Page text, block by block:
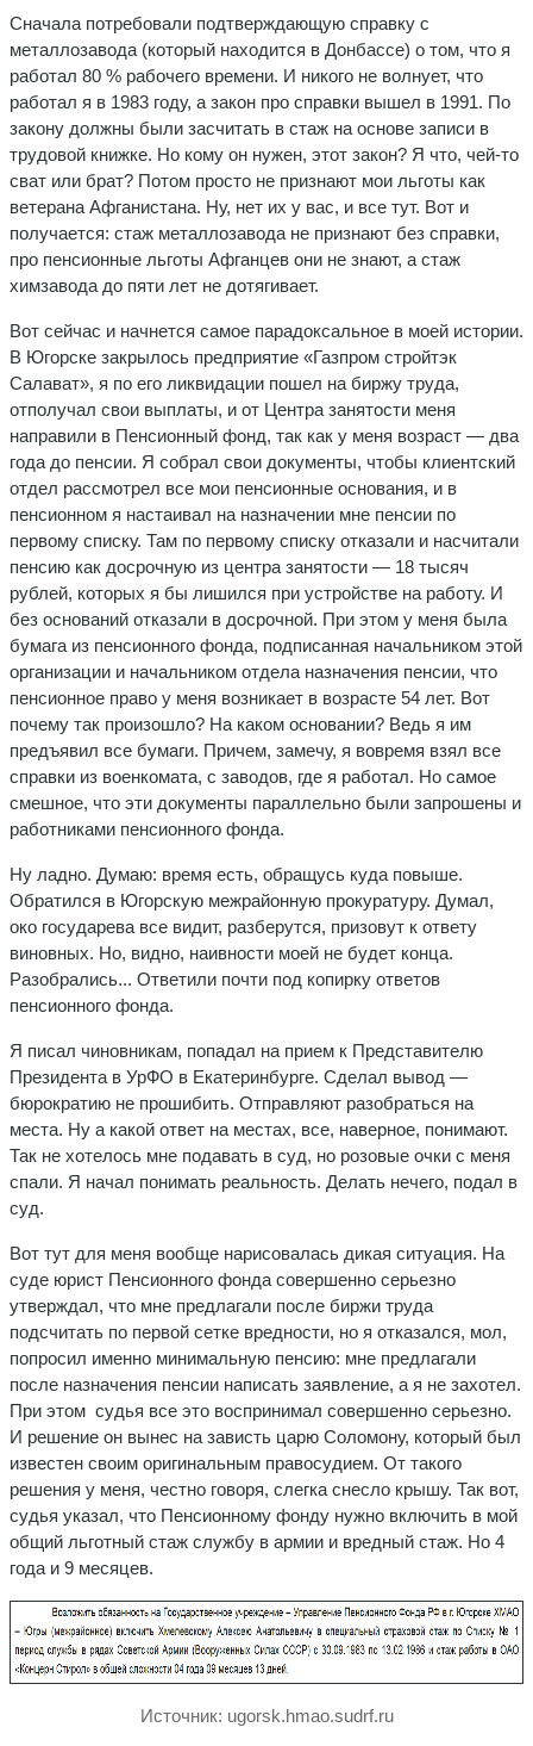
Сначала потребовали подтверждающую справку с
металлозавода (который находится в Донбассе) о том, что я
работал 80 % рабочего времени. И никого не волнует, что
работал я в 1983 году, а закон про справки вышел в 1991. По
закону должны были засчитать в стаж на основе записи в
трудовой книжке. Но кому он нужен, этот закон? Я что, чей-то
сват или брат? Потом просто не признают мои льготы как
ветерана Афганистана. Ну, нет их у вас, и все тут. Вот и
получается: стаж металлозавода не признают без справки,
про пенсионные льготы Афганцев они не знают, а стаж
химзавода до пяти лет не дотягивает.
Вот сейчас и начнется самое парадоксальное в моей истории.
В Югорске закрылось предприятие «Газпром стройтэк
Салават», я по его ликвидации пошел на биржу труда,
отполучал свои выплаты, и от Центра занятости меня
направили в Пенсионный фонд, так как у меня возраст — два
года до пенсии. Я собрал свои документы, чтобы клиентский
отдел рассмотрел все мои пенсионные основания, и в
пенсионном я настаивал на назначении мне пенсии по
первому списку. Там по первому списку отказали и насчитали
пенсию как досрочную из центра занятости — 18 тысяч
рублей, которых я бы лишился при устройстве на работу. И
без оснований отказали в досрочной. При этом у меня была
бумага из пенсионного фонда, подписанная начальником этой
организации и начальником отдела назначения пенсии, что
пенсионное право у меня возникает в возрасте 54 лет. Вот
почему так произошло? На каком основании? Ведь я им
предъявил все бумаги. Причем, замечу, я вовремя взял все
справки из военкомата, с заводов, где я работал. Но самое
смешное, что эти документы параллельно были запрошены и
работниками пенсионного фонда.
Ну ладно. Думаю: время есть, обращусь куда повыше.
Обратился в Югорскую межрайонную прокуратуру. Думал,
око государева все видит, разберутся, призовут к ответу
виновных. Но, видно, наивности моей не будет конца.
Разобрались... Ответили почти под копирку ответов
пенсионного фонда.
Я писал чиновникам, попадал на прием к Представителю
Президента в УрФО в Екатеринбурге. Сделал вывод —
бюрократию не прошибить. Отправляют разобраться на
места. Ну а какой ответ на местах, все, наверное, понимают.
Так не хотелось мне подавать в суд, но розовые очки с меня
спали. Я начал понимать реальность. Делать нечего, подал в
суд.
Вот тут для меня вообще нарисовалась дикая ситуация. На
суде юрист Пенсионного фонда совершенно серьезно
утверждал, что мне предлагали после биржи труда
подсчитать по первой сетке вредности, но я отказался, мол,
попросил именно минимальную пенсию: мне предлагали
после назначения пенсии написать заявление, а я не захотел.
При этом судья все это воспринимал совершенно серьезно.
И решение он вынес на зависть царю Соломону, который был
известен своим оригинальным правосудием. От такого
решения у меня, честно говоря, слегка снесло крышу. Так вот,
судья указал, что Пенсионному фонду нужно включить в мой
общий льготный стаж службу в армии и вредный стаж. Но 4
года и 9 месяцев.
Источник: ugorsk.hmao.sudrf.ru